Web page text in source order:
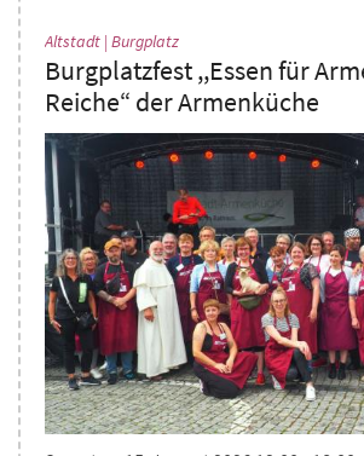
Altstadt | Burgplatz:
Burgplatzfest ,,Essen für
Reiche“ der Armenküche